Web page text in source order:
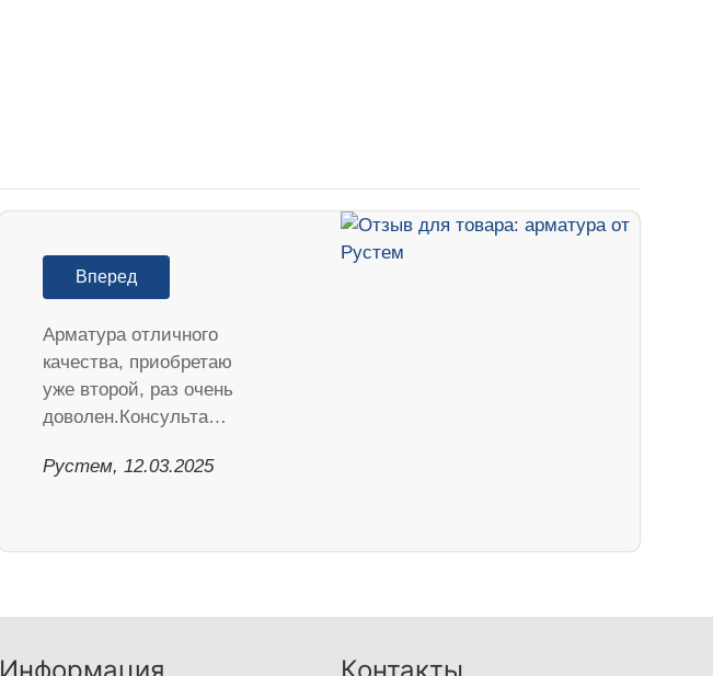
Вперед
Арматура отличного
качества, приобретаю
уже второй, раз очень
доволен.Консульта…
Рустем, 12.03.2025
Информация Контакты